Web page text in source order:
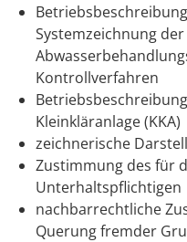
Systemzeichnung
Kontrollverfahren
Kleinkläranlage (KKA)
zeichnerische
Zustimmung des für
Unterhaltspflichtigen
nachbarrechtliche
Querung fremder